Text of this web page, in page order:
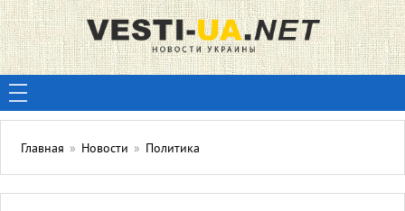
Главная » Новости » Политика